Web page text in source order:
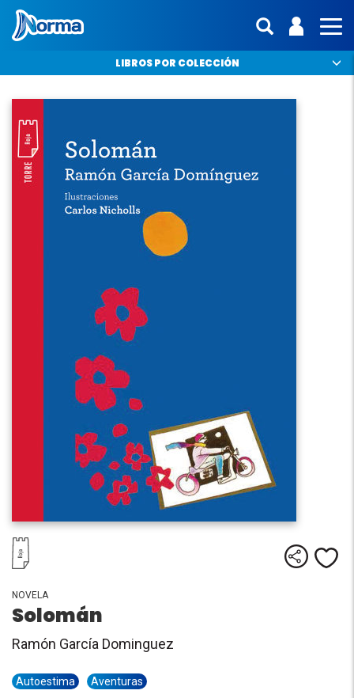
Mostras
ENTRA |
LIBROS POR COLECCIÓN
NOVELA
Solomán
Ramón García Dominguez
Autoestima Aventuras